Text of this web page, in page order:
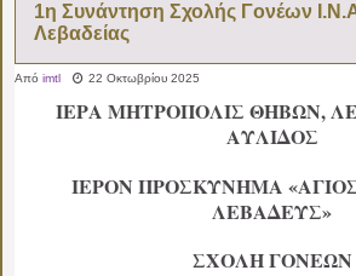
1η Συνάντηση Σχολής Γονέων
Λεβαδείας
Από imtl 22 Οκτωβρίου 2025
ΙΕΡΑ ΜΗΤΡΟΠΟΛΙΣ ΘΗΒΩΝ,
ΑΥΛΙΔΟΣ
ΙΕΡΟΝ ΠΡΟΣΚΥΝΗΜΑ
ΛΕΒΑΔΕΥΣ»
ΣΧΟΛΗ ΓΟΝΕΩΝ